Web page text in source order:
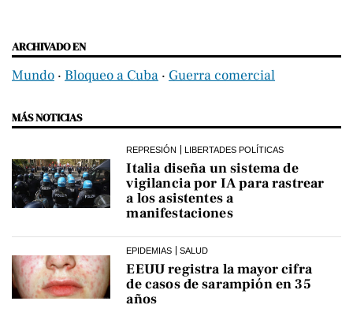
ARCHIVADO EN
Mundo ‧ Bloqueo a Cuba ‧ Guerra comercial
MÁS NOTICIAS
REPRESIÓN LIBERTADES POLÍTICAS
Italia diseña un sistema de
vigilancia por IA para rastrear
a los asistentes a
manifestaciones
EPIDEMIAS SALUD
EEUU registra la mayor cifra
de casos de sarampión en 35
años